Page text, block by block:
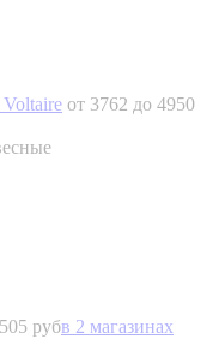
от 3762 до 4950
рубв 2 магазинах